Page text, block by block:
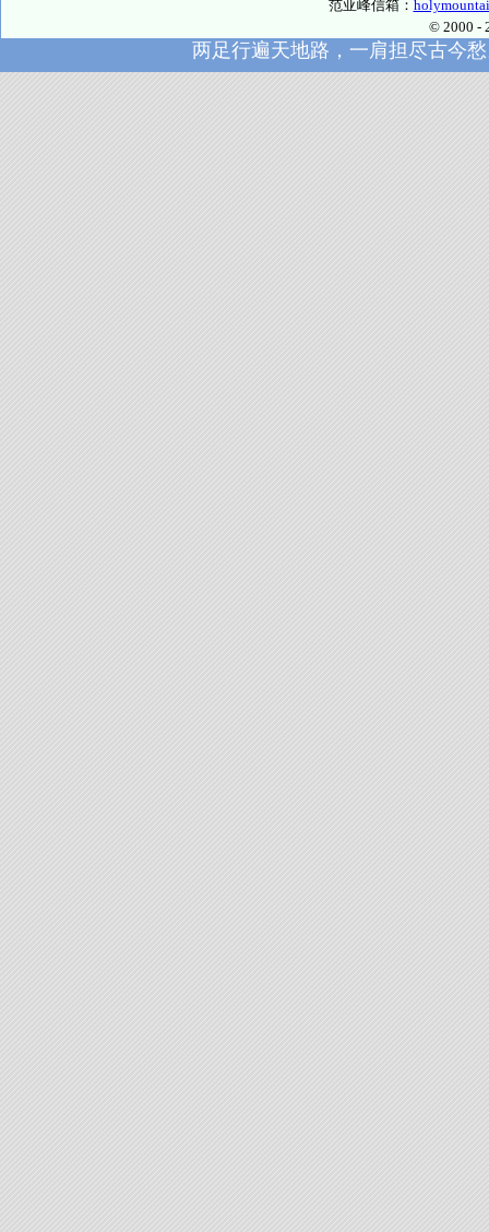
范亚峰信箱：
© 2000 -
两足行遍天地路，一肩担尽古今